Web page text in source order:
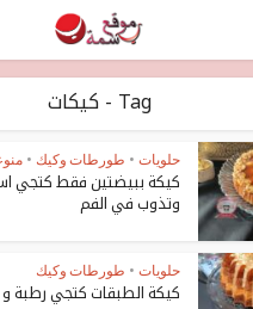
Tag - كيكات
حلويات • طورطات وكيك •
كيكة ببيضتين فقط كتجي
وتذوب في الفم
حلويات • طورطات وكيك
كيكة الطبقات كتجي رطبة و